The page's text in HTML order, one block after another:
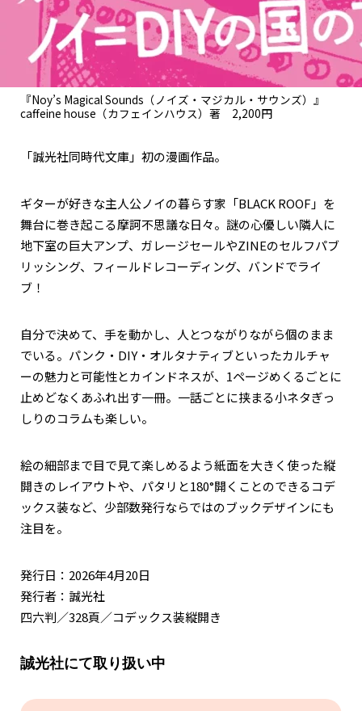
『Noy’s Magical Sounds（ノイズ・マジカル・サウンズ）』
caffeine house（カフェインハウス）著 2,200円
「誠光社同時代文庫」初の漫画作品。
ギターが好きな主人公ノイの暮らす家「BLACK ROOF」を
舞台に巻き起こる摩訶不思議な日々。謎の心優しい隣人に
地下室の巨大アンプ、ガレージセールやZINEのセルフパブ
リッシング、フィールドレコーディング、バンドでライ
ブ！
自分で決めて、手を動かし、人とつながりながら個のまま
でいる。パンク・DIY・オルタナティブといったカルチャ
ーの魅力と可能性とカインドネスが、1ページめくるごとに
止めどなくあふれ出す一冊。一話ごとに挟まる小ネタぎっ
しりのコラムも楽しい。
絵の細部まで目で見て楽しめるよう紙面を大きく使った縦
開きのレイアウトや、パタリと180°開くことのできるコデ
ックス装など、少部数発行ならではのブックデザインにも
注目を。
発行日：2026年4月20日
発行者：誠光社
四六判／328頁／コデックス装縦開き
誠光社にて取り扱い中